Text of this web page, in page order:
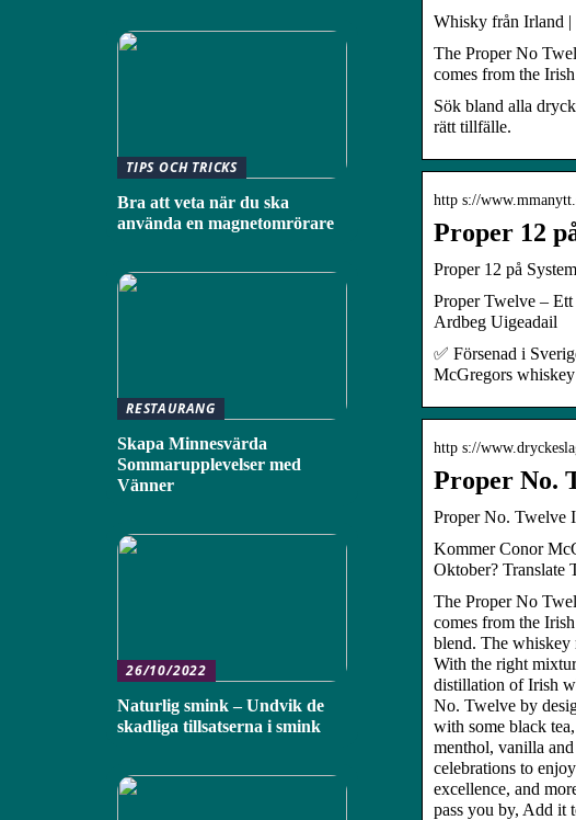
Whisky från Irland |
The Proper No
comes from the
Sök bland alla
rätt tillfälle.
http s://
Proper 12
Proper 12 på
Proper Twelve –
Ardbeg Uigeadail
✅ Försenad i
McGregors
http s://
Proper No.
Proper No. Twelve
Kommer Conor
Oktober? Translate
The Proper No
comes from the
blend. The whiskey
With the right
distillation of Irish
No. Twelve by
with some black
menthol, vanilla
celebrations to
excellence, and
pass you by, Add it
TIPS OCH TRICKS
Bra att veta när du ska
använda en magnetomrörare
RESTAURANG
Skapa Minnesvärda
Sommarupplevelser med
Vänner
26/10/2022
Naturlig smink – Undvik de
skadliga tillsatserna i smink